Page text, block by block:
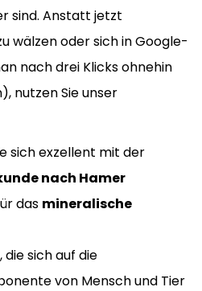
sind. Anstatt jetzt
wälzen oder sich in Google-
nach drei Klicks ohnehin
nutzen Sie unser
sich exzellent mit der
nach Hamer
das mineralische
sich auf die
von Mensch und Tier